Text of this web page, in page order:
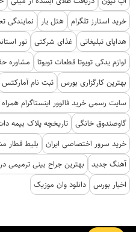
بهترین کارگزاری بورس ثبت نام آمارکتس
سایت رسمی خرید فالوور اینستاگرام
گاوصندوق خانگی تاریخچه پلاک بیمه
خرید سرور اختصاصی ایران
بلیط قطار
آهنگ جدید بهترین جراح بینی ترمیمی
اخبار بورس دانلود وان موزیک
است.